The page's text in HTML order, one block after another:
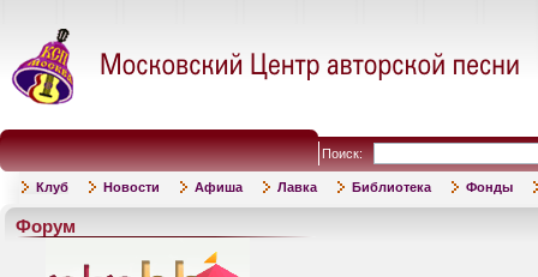
Поиск:
Клуб Новости Афиша Лавка Библиотека Фонды
Форум